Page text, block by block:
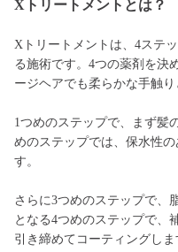
Xトリートメントとは？
Xトリートメントは、4ステ
る施術です。4つの薬剤を決
ージヘアでも柔らかな手触り
1つめのステップで、まず髪
めのステップでは、保水性
す。
さらに3つめのステップで、
となる4つめのステップで、
引き締めてコーティングしま